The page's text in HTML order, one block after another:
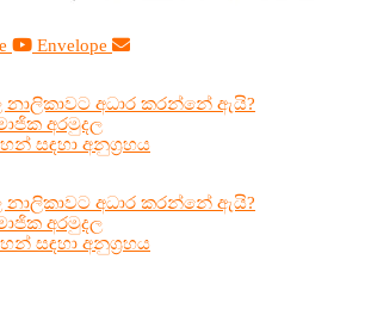
Envelope
නාලිකාවට අධාර කරන්නේ ඇයි?
අරමුදල
සඳහා අනුග්‍රහය
නාලිකාවට අධාර කරන්නේ ඇයි?
අරමුදල
සඳහා අනුග්‍රහය